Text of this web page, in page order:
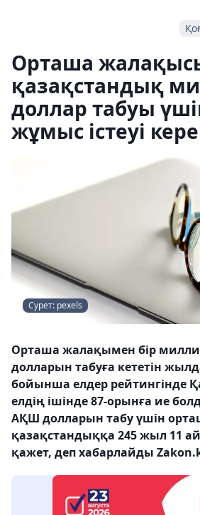
Орташа
қазақстандық
доллар табуы
жұмыс істеуі
Сурет: pexels
Орташа жалақымен бір
долларын табуға кететін
бойынша елдер рейтингінде
елдің ішінде 87-орынға ие
АҚШ долларын табу үшін
қазақстандыққа 245 жыл 11
қажет, деп хабарлайды